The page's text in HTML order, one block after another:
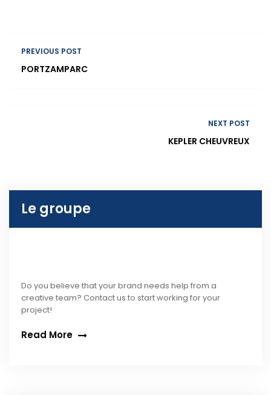
PREVIOUS POST
PORTZAMPARC
NEXT POST
KEPLER CHEUVREUX
Le groupe
Do you believe that your brand needs help from a
creative team? Contact us to start working for your
project!
Read More